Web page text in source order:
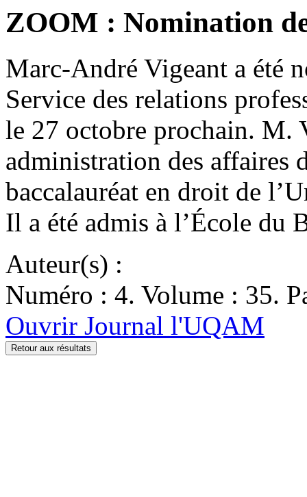
ZOOM : Nomination
Marc-André Vigeant a été
Service des relations
le 27 octobre prochain. M.
administration des affaires
baccalauréat en droit de
Il a été admis à l’École du
Auteur(s) :
Numéro : 4. Volume : 35.
Ouvrir Journal l'UQAM
Retour aux résultats